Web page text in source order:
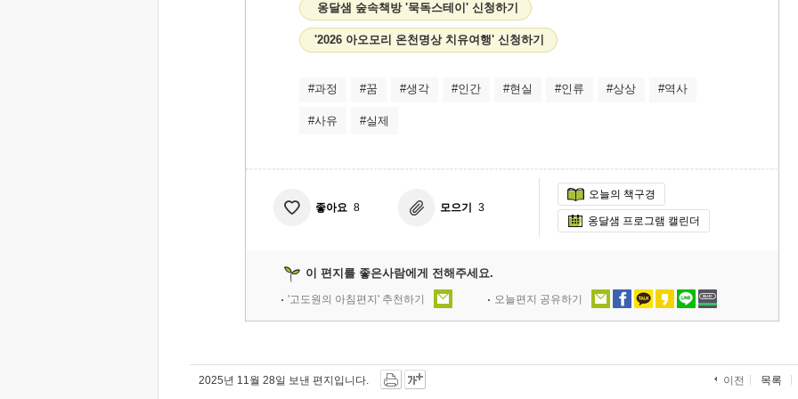
옹달샘 숲속책방 '묵독스테이' 신청하기
'2026 아오모리 온천명상 치유여행' 신청하기
#과정 #꿈 #생각 #인간 #현실 #인류 #상상 #역사
#사유 #실제
좋아요 8 모으기 3
오늘의 책구경
옹달샘 프로그램 캘린더
이 편지를 좋은사람에게 전해주세요.
'고도원의 아침편지' 추천하기 오늘편지 공유하기
2025년 11월 28일 보낸 편지입니다. 이전 목록